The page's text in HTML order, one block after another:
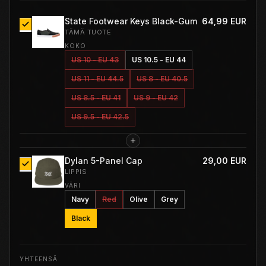
State Footwear Keys Black-Gum
TÄMÄ TUOTE
KOKO
US 10 - EU 43 US 10.5 - EU 44
US 11 - EU 44.5 US 8 - EU 40.5
US 8.5 - EU 41 US 9 - EU 42
US 9.5 - EU 42.5
64,99 EUR
Dylan 5-Panel Cap
LIPPIS
VÄRI
Navy Red Olive Grey
Black
29,00 EUR
YHTEENSÄ